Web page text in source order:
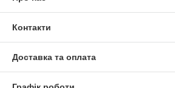
Контакти
Доставка та оплата